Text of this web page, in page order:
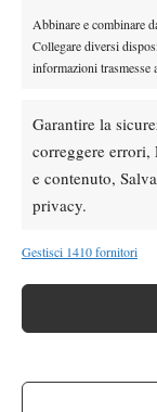
Abbinare e combinare
Collegare diversi
informazioni trasmesse
Garantire la
correggere errori,
e contenuto,
privacy.
Gestisci 1410 fornitori